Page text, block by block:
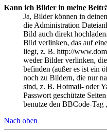
Kann ich Bilder in meine
Ja, Bilder können in
die Administration
Bild auch direkt
Bild verlinken, das auf
liegt, z. B. http://
weder Bilder verlinken,
befinden (außer es ist ein
noch zu Bildern, die nur
sind, z. B. Hotmail- oder
Passwort geschützte
benutze den BBCode-Tag
Nach oben